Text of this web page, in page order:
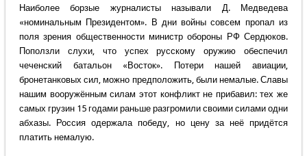
Наиболее борзые журналисты называли Д. Медведева
«номинальным Президентом». В дни войны совсем пропал из
поля зрения общественности министр обороны РФ Сердюков.
Поползли слухи, что успех русскому оружию обеспечил
чеченский батальон «Восток». Потери нашей авиации,
бронетанковых сил, можно предположить, были немалые. Славы
нашим вооружённым силам этот конфликт не прибавил: тех же
самых грузин 15 годами раньше разгромили своими силами одни
абхазы. Россия одержала победу, но цену за неё придётся
платить немалую.